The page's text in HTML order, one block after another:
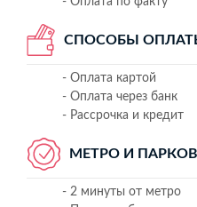
СПОСОБЫ
- Оплата картой
- Оплата через банк
- Рассрочка и кредит
МЕТРО И
- 2 минуты от метро